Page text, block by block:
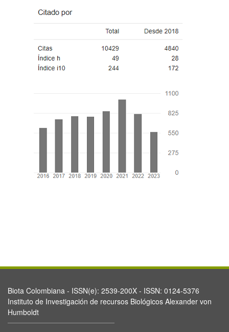
Biota Colombiana - ISSN(e): 2539-200X - ISSN: 0124-5376
Instituto de Investigación de recursos Biológicos Alexander von
Humboldt